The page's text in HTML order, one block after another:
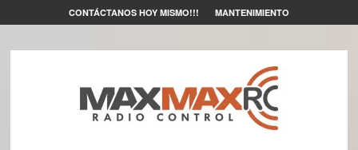
CONTÁCTANOS HOY MISMO!!! MANTENIMIENTO